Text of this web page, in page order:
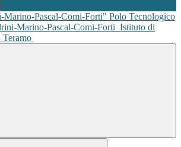
Polo Tecnologico
Marino-Pascal-Comi-Forti Istituto di
Teramo